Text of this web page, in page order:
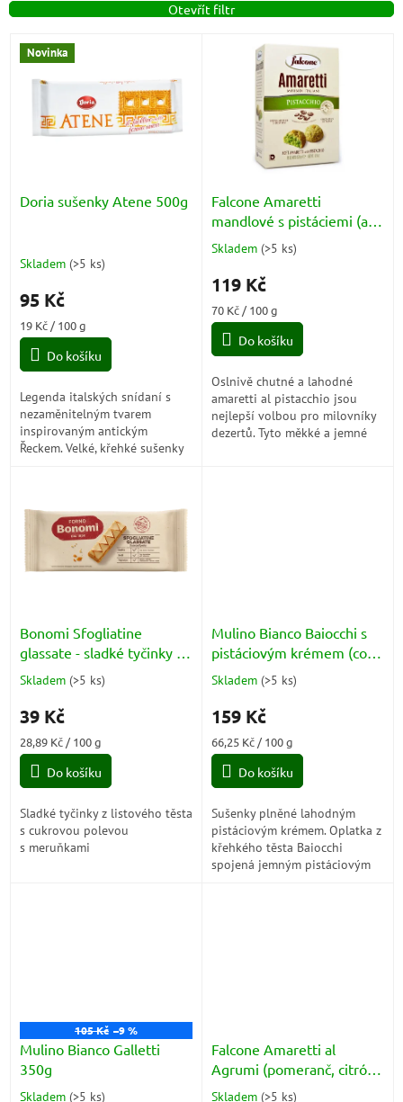
p
Otevřít filtr
Novinka
Doria sušenky Atene 500g
Skladem (>5 ks)
95 Kč
Měrná
cena:
19 Kč / 100 g
Do košíku
Legenda italských snídaní s
nezaměnitelným tvarem
inspirovaným antickým
Řeckem. Velké, křehké sušenky
Falcone Amaretti
mandlové s pistáciemi (al
Pistacchio), měkké 170g
Průměrné
produktu
4,8
5
Skladem (>5 ks)
119 Kč
Měrná
cena:
70 Kč / 100 g
Do košíku
Oslnivě chutné a lahodné
amaretti al pistacchio jsou
nejlepší volbou pro milovníky
dezertů. Tyto měkké a jemné
Bonomi Sfogliatine
glassate - sladké tyčinky z
listového těsta s cukrovou
polevou s meruňkami
135g
Průměrné
produktu
5,0
5
Skladem (>5 ks)
39 Kč
Měrná
cena:
28,89 Kč / 100 g
Do košíku
Sladké tyčinky z listového těsta
s cukrovou polevou
s meruňkami
Mulino Bianco Baiocchi s
pistáciovým krémem (con
Crema al Pistacchio) 240g
Průměrné
produktu
4,9
5
Skladem (>5 ks)
159 Kč
Měrná
cena:
66,25 Kč / 100 g
Do košíku
Sušenky plněné lahodným
pistáciovým krémem. Oplatka z
křehkého těsta Baiocchi
spojená jemným pistáciovým
105 Kč –9 %
Mulino Bianco Galletti
350g
Skladem (>5 ks)
Falcone Amaretti al
Agrumi (pomeranč, citrón),
měkké 170g
Skladem (>5 ks)